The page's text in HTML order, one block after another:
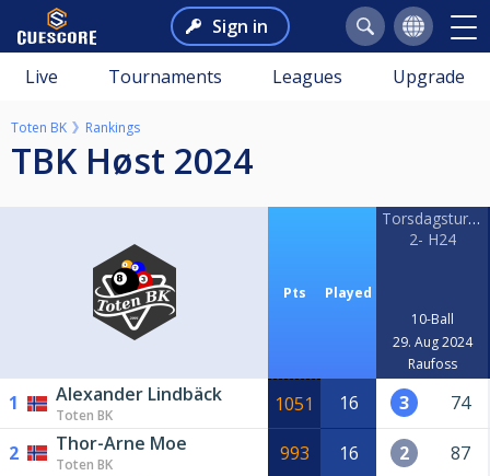
Sign in
Live Tournaments Leagues Upgrade
Toten BK Rankings
TBK Høst 2024
Pts Played
2- H24
10-Ball
29. Aug 2024
Raufoss
1 Alexander Lindbäck
Toten BK 1051 16 3 74
2 Thor-Arne Moe
Toten BK 993 16 2 87